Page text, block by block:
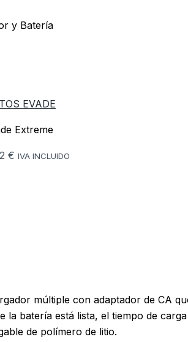
y Batería
EVADE
Extreme
€ IVA INCLUIDO
múltiple con adaptador de CA
la batería está lista, el tiempo de
de polímero de litio.